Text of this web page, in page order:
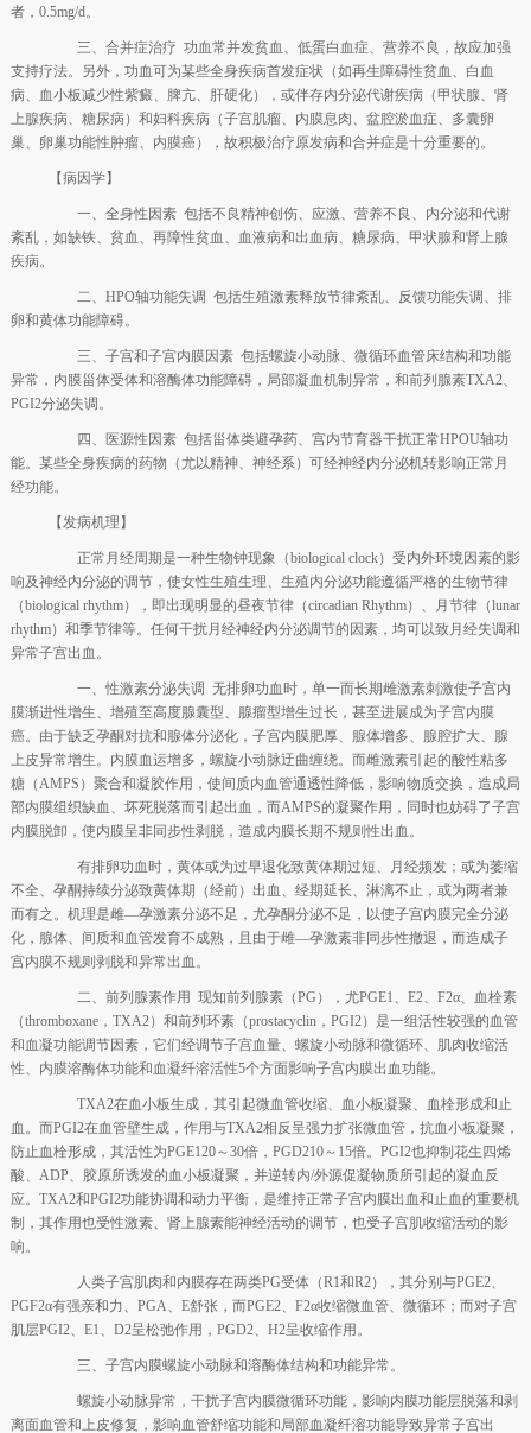
者，0.5mg/d。
三、合并症治疗 功血常并发贫血、低蛋白血症、营养不良，故应加强
支持疗法。另外，功血可为某些全身疾病首发症状（如再生障碍性贫血、白血
病、血小板减少性紫癜、脾亢、肝硬化），或伴存内分泌代谢疾病（甲状腺、肾
上腺疾病、糖尿病）和妇科疾病（子宫肌瘤、内膜息肉、盆腔淤血症、多囊卵
巢、卵巢功能性肿瘤、内膜癌），故积极治疗原发病和合并症是十分重要的。
【病因学】
一、全身性因素 包括不良精神创伤、应激、营养不良、内分泌和代谢
紊乱，如缺铁、贫血、再障性贫血、血液病和出血病、糖尿病、甲状腺和肾上腺
疾病。
二、HPO轴功能失调 包括生殖激素释放节律紊乱、反馈功能失调、排
卵和黄体功能障碍。
三、子宫和子宫内膜因素 包括螺旋小动脉、微循环血管床结构和功能
异常，内膜甾体受体和溶酶体功能障碍，局部凝血机制异常，和前列腺素TXA2、
PGI2分泌失调。
四、医源性因素 包括甾体类避孕药、宫内节育器干扰正常HPOU轴功
能。某些全身疾病的药物（尤以精神、神经系）可经神经内分泌机转影响正常月
经功能。
【发病机理】
正常月经周期是一种生物钟现象（biological clock）受内外环境因素的影
响及神经内分泌的调节，使女性生殖生理、生殖内分泌功能遵循严格的生物节律
（biological rhythm），即出现明显的昼夜节律（circadian Rhythm）、月节律（lunar
rhythm）和季节律等。任何干扰月经神经内分泌调节的因素，均可以致月经失调和
异常子宫出血。
一、性激素分泌失调 无排卵功血时，单一而长期雌激素刺激使子宫内
膜渐进性增生、增殖至高度腺囊型、腺瘤型增生过长，甚至进展成为子宫内膜
癌。由于缺乏孕酮对抗和腺体分泌化，子宫内膜肥厚、腺体增多、腺腔扩大、腺
上皮异常增生。内膜血运增多，螺旋小动脉迂曲缠绕。而雌激素引起的酸性粘多
糖（AMPS）聚合和凝胶作用，使间质内血管通透性降低，影响物质交换，造成局
部内膜组织缺血、坏死脱落而引起出血，而AMPS的凝聚作用，同时也妨碍了子宫
内膜脱卸，使内膜呈非同步性剥脱，造成内膜长期不规则性出血。
有排卵功血时，黄体或为过早退化致黄体期过短、月经频发；或为萎缩
不全、孕酮持续分泌致黄体期（经前）出血、经期延长、淋漓不止，或为两者兼
而有之。机理是雌—孕激素分泌不足，尤孕酮分泌不足，以使子宫内膜完全分泌
化，腺体、间质和血管发育不成熟，且由于雌—孕激素非同步性撤退，而造成子
宫内膜不规则剥脱和异常出血。
二、前列腺素作用 现知前列腺素（PG），尤PGE1、E2、F2α、血栓素
（thromboxane，TXA2）和前列环素（prostacyclin，PGI2）是一组活性较强的血管
和血凝功能调节因素，它们经调节子宫血量、螺旋小动脉和微循环、肌肉收缩活
性、内膜溶酶体功能和血凝纤溶活性5个方面影响子宫内膜出血功能。
TXA2在血小板生成，其引起微血管收缩、血小板凝聚、血栓形成和止
血。而PGI2在血管壁生成，作用与TXA2相反呈强力扩张微血管，抗血小板凝聚，
防止血栓形成，其活性为PGE120～30倍，PGD210～15倍。PGI2也抑制花生四烯
酸、ADP、胶原所诱发的血小板凝聚，并逆转内/外源促凝物质所引起的凝血反
应。TXA2和PGI2功能协调和动力平衡，是维持正常子宫内膜出血和止血的重要机
制，其作用也受性激素、肾上腺素能神经活动的调节，也受子宫肌收缩活动的影
响。
人类子宫肌肉和内膜存在两类PG受体（R1和R2），其分别与PGE2、
PGF2α有强亲和力、PGA、E舒张，而PGE2、F2α收缩微血管、微循环；而对子宫
肌层PGI2、E1、D2呈松弛作用，PGD2、H2呈收缩作用。
三、子宫内膜螺旋小动脉和溶酶体结构和功能异常。
螺旋小动脉异常，干扰子宫内膜微循环功能，影响内膜功能层脱落和剥
离面血管和上皮修复，影响血管舒缩功能和局部血凝纤溶功能导致异常子宫出